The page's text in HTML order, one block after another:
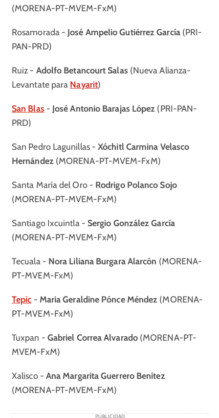
(MORENA-PT-MVEM-FxM)
Rosamorada - José Ampelio Gutiérrez García(PRI-
PAN-PRD)
Ruiz - Adolfo Betancourt Salas (Nueva Alianza-
Levantate para Nayarit)
San Blas - José Antonio Barajas López (PRI-PAN-
PRD)
San Pedro Lagunillas -Xóchitl Carmina Velasco
Hernández(MORENA-PT-MVEM-FxM)
Santa María del Oro - Rodrigo Polanco Sojo
(MORENA-PT-MVEM-FxM)
Santiago Ixcuintla - Sergio González García
(MORENA-PT-MVEM-FxM)
Tecuala - Nora Liliana Burgara Alarcón (MORENA-
PT-MVEM-FxM)
Tepic - Maria Geraldine Pónce Méndez (MORENA-
PT-MVEM-FxM)
Tuxpan - Gabriel Correa Alvarado(MORENA-PT-
MVEM-FxM)
Xalisco - Ana Margarita Guerrero Benítez
(MORENA-PT-MVEM-FxM)
PUBLICIDAD